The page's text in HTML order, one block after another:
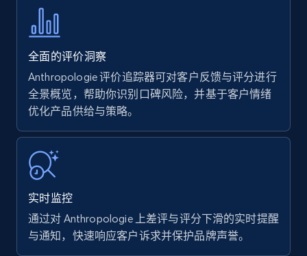
more.
Amazon products - find products by using
upc numbers
Title, Seller name, Brand, Description, Initial
price, Currency, Availability, Reviews count, and
more.
35.2K+ 5.7K+ 立即开始
全面的评价洞察
Anthropologie 评价追踪器可对客户反馈与评分进行
全景概览，帮助你识别口碑风险，并基于客户情绪
优化产品供给与策略。
实时监控
通过对 Anthropologie 上差评与评分下滑的实时提醒
与通知，快速响应客户诉求并保护品牌声誉。